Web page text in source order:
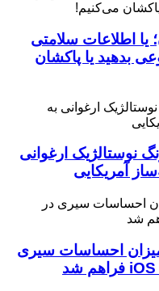
یا اطلاعات سلامتی
بدهید یا پاکشان
از دوج چارجر ۲۰۲۷ با رنگ نوستالژیک ارغوانی
احساسات سیری